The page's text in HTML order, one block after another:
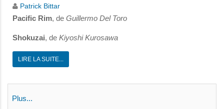
Patrick Bittar
Pacific Rim, de Guillermo Del Toro
Shokuzai, de Kiyoshi Kurosawa
LIRE LA SUITE...
Plus...